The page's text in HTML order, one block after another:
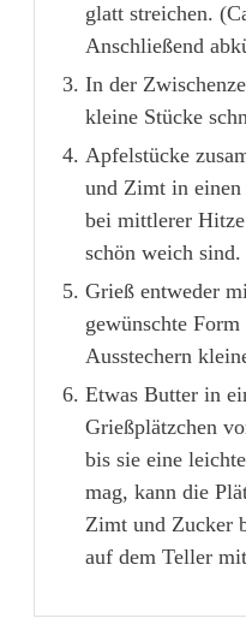
glatt streichen.
Anschließend
In der
kleine Stücke
Apfelstücke
und Zimt in einen
bei mittlerer
schön weich sind.
Grieß entweder
gewünschte
Ausstechern
Etwas Butter in
Grießplätzchen
bis sie eine
mag, kann die
Zimt und Zucker
auf dem Teller